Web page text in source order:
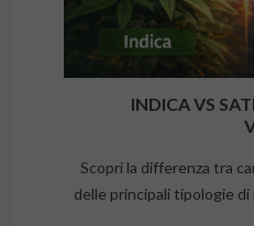
INDICA VS
Scopri la differenza tra
delle principali tipologie